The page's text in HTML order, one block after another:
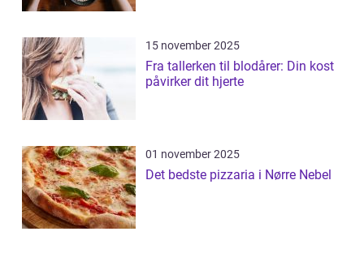
15 november 2025
Fra tallerken til blodårer: Din kost
påvirker dit hjerte
01 november 2025
Det bedste pizzaria i Nørre Nebel